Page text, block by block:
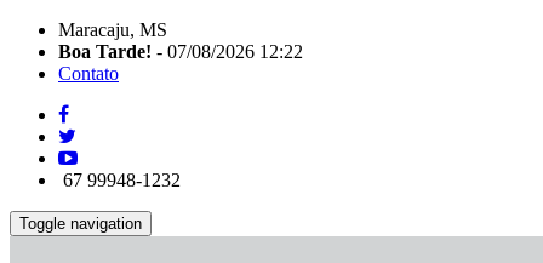
Maracaju, MS
Boa Tarde! - 07/08/2026 12:22
Contato
67 99948-1232
Toggle navigation